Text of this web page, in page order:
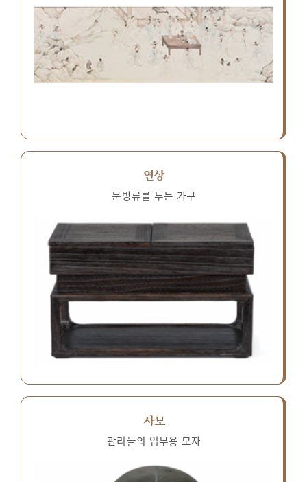
연상
문방류를 두는 가구
사모
관리들의 업무용 모자